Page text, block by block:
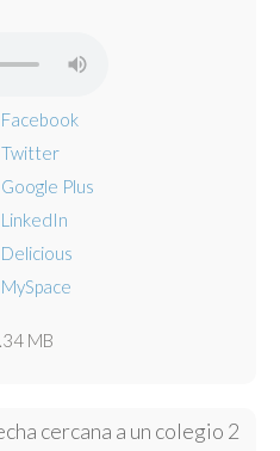
MB
cercana a un colegio 2